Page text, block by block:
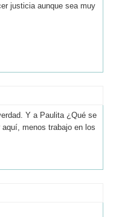
justicia aunque sea muy
Y a Paulita ¿Qué se
menos trabajo en los